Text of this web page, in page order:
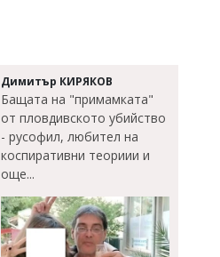
Димитър КИРЯКОВ
Бащата на "примамката"
от пловдивското убийство
- русофил, любител на
коспиративни теориии и
още...